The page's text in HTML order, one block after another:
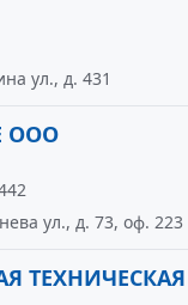
ул., д. 431
ООО
ул., д. 73, оф. 223